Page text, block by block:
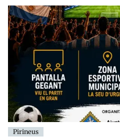
Pirineus